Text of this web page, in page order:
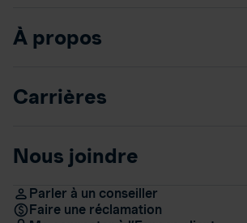
À propos
Carrières
Nous joindre
Parler à un conseiller
Faire une réclamation